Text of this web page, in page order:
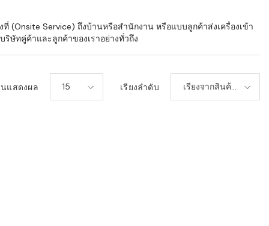
(Onsite Service) ถึงบ้านหรือสำนักงาน หรือแบบลูกค้าส่งเครื่องเข้า
ษัทคู่ค้าและลูกค้าของเราอย่างทั่วถึง
แสดงผล 15 เรียงลำดับ
เรียงจากสินค้า
เก่า-ใหม่